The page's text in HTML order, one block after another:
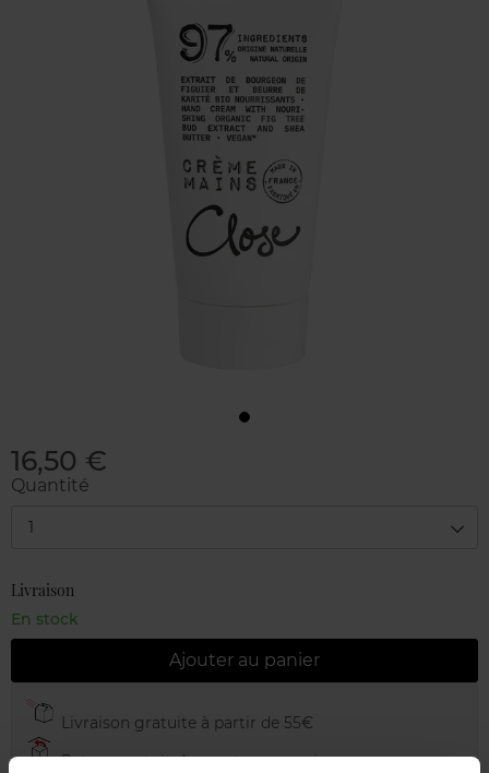
16,50 €
Quantité
1
Livraison
En stock
Ajouter au panier
Livraison gratuite à partir de 55€
Retour gratuit dans votre magasin